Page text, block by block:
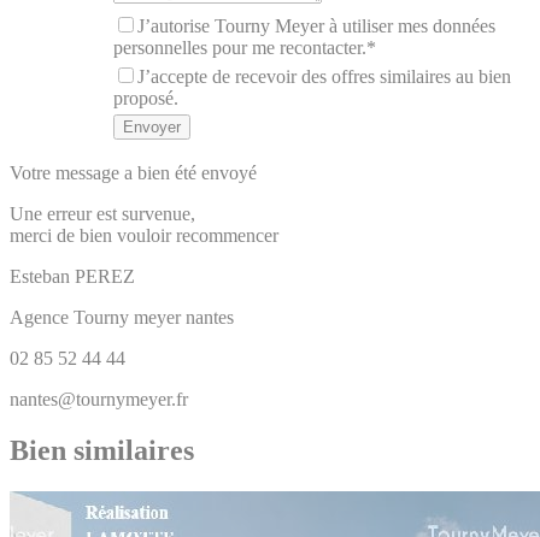
J’autorise Tourny Meyer à utiliser mes données
personnelles pour me recontacter.*
J’accepte de recevoir des offres similaires au bien
proposé.
Votre message a bien été envoyé
Une erreur est survenue,
merci de bien vouloir recommencer
Esteban PEREZ
Agence Tourny meyer nantes
02 85 52 44 44
nantes@tournymeyer.fr
Bien similaires